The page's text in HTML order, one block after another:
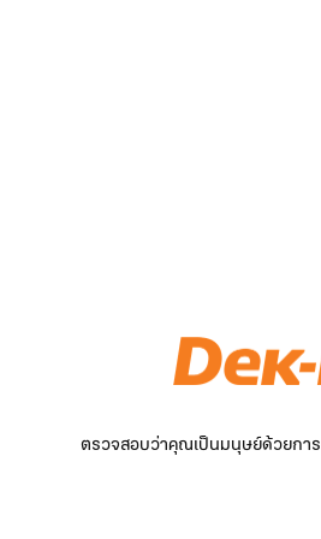
ตรวจสอบว่าคุณเป็นมนุษย์ด้วยการ